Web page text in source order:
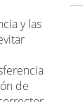
y las
de